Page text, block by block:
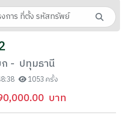
- ปทุมธานี
1053 ครั้ง
บาท